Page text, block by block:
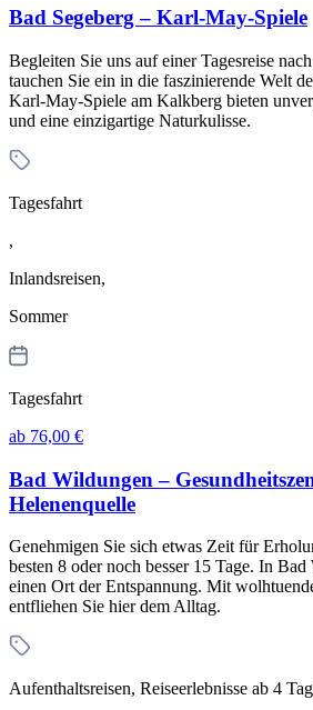
Bad Segeberg – Karl-May-Spiele
Begleiten Sie uns auf einer Tagesreise
tauchen Sie ein in die faszinierende Welt
Karl-May-Spiele am Kalkberg bieten
und eine einzigartige Naturkulisse.
Tagesfahrt
,
Inlandsreisen,
Sommer
Tagesfahrt
ab 76,00 €
Bad Wildungen –
Helenenquelle
Genehmigen Sie sich etwas Zeit für
besten 8 oder noch besser 15 Tage. In
einen Ort der Entspannung. Mit
entfliehen Sie hier dem Alltag.
Aufenthaltsreisen, Reiseerlebnisse ab 4